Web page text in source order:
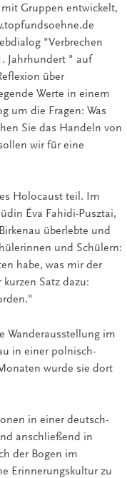
Gruppen entwickelt,
"Verbrechen
Jahrhundert " auf
über
Werte in einem
um die Fragen: Was
Sie das Handeln von
wir für eine
Holocaust teil. Im
Éva Fahidi-Pusztai,
überlebte und
und Schülern:
habe, was mir der
Satz dazu:
Wanderausstellung im
in einer polnisch-
wurde sie dort
in einer deutsch-
anschließend in
der Bogen im
Erinnerungskultur zu